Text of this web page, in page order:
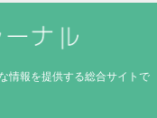
情報を提供する総合サイトで